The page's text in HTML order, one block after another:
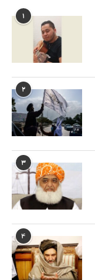
۱
۲
۳
۴